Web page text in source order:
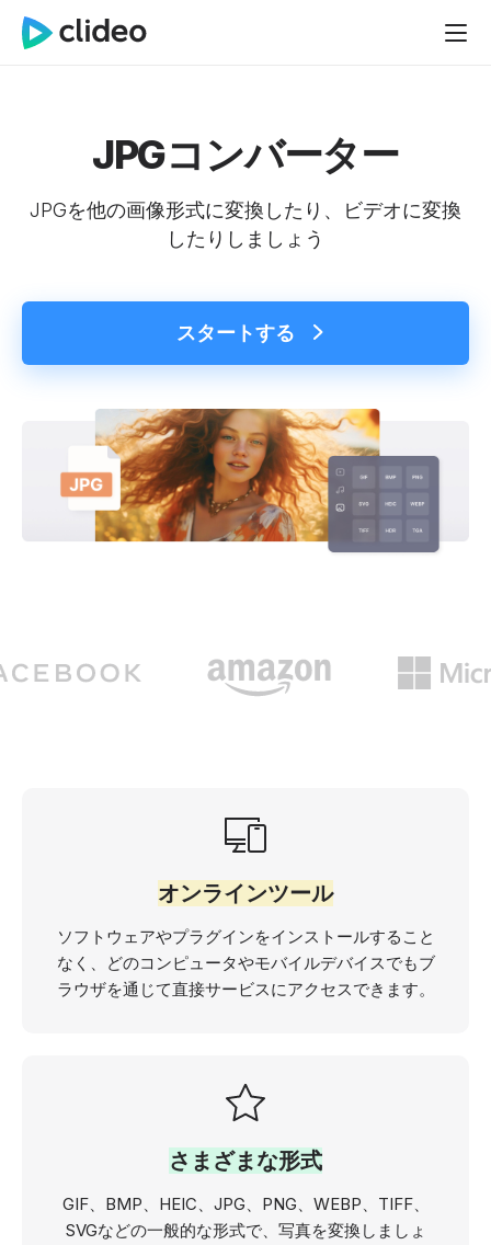
JPGコンバーター
JPGを他の画像形式に変換したり、ビデオに変換
したりしましょう
スタートする
オンラインツール
ソフトウェアやプラグインをインストールすること
なく、どのコンピュータやモバイルデバイスでもブ
ラウザを通じて直接サービスにアクセスできます。
さまざまな形式
GIF、BMP、HEIC、JPG、PNG、WEBP、TIFF、
SVGなどの一般的な形式で、写真を変換しましょ